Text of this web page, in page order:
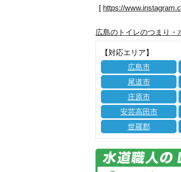
[ https://
広島のトイレのつまり・
【対応エリア】
広島市
尾道市
庄原市
安芸高田市
世羅郡